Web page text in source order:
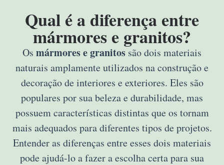
Qual é a diferença entre
mármores e granitos?
Os mármores e granitos são dois materiais
naturais amplamente utilizados na construção e
decoração de interiores e exteriores. Eles são
populares por sua beleza e durabilidade, mas
possuem características distintas que os tornam
mais adequados para diferentes tipos de projetos.
Entender as diferenças entre esses dois materiais
pode ajudá-lo a fazer a escolha certa para sua